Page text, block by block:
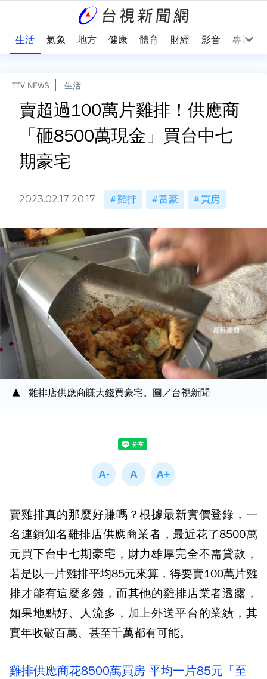
生活 氣象 地方 健康 體育 財經 影音 專題
TTV NEWS 生活
賣超過100萬片雞排！供應商
「砸8500萬現金」買台中七
期豪宅
2023.02.17 20:17 雞排 富豪 買房
雞排店供應商賺大錢買豪宅。圖／台視新聞
賣雞排真的那麼好賺嗎？根據最新實價登錄，一
名連鎖知名雞排店供應商業者，最近花了8500萬
元買下台中七期豪宅，財力雄厚完全不需貸款，
若是以一片雞排平均85元來算，得要賣100萬片雞
排才能有這麼多錢，而其他的雞排店業者透露，
如果地點好、人流多，加上外送平台的業績，其
實年收破百萬、甚至千萬都有可能。
雞排供應商花8500萬買房 平均一片85元「至